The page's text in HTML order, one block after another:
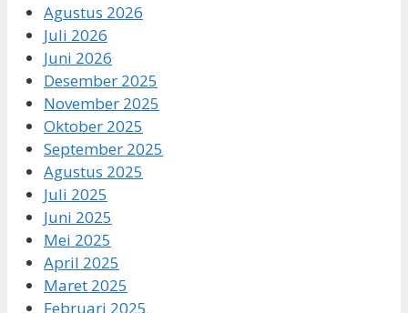
Agustus 2026
Juli 2026
Juni 2026
Desember 2025
November 2025
Oktober 2025
September 2025
Agustus 2025
Juli 2025
Juni 2025
Mei 2025
April 2025
Maret 2025
Februari 2025